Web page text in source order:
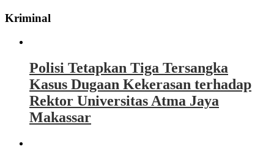
Kriminal
Polisi Tetapkan Tiga Tersangka
Kasus Dugaan Kekerasan terhadap
Rektor Universitas Atma Jaya
Makassar